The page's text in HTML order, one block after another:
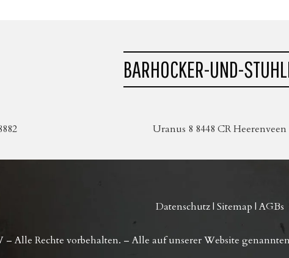
BARHOCKER-UND-
Uranus 8 8448 CR Heerenveen
Datenschutz| Sitemap | AGBs
Alle Rechte vorbehalten. – Alle auf unserer Website